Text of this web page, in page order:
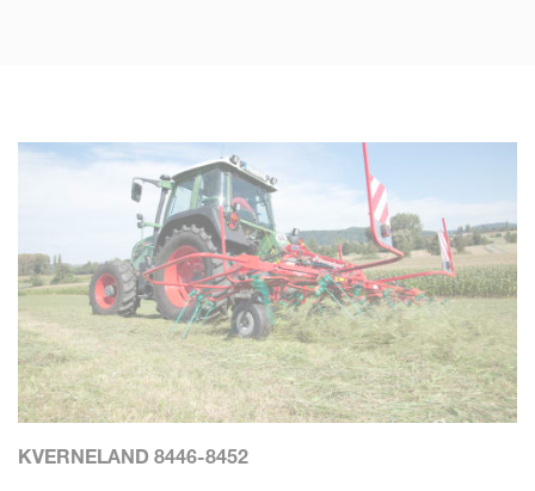
KVERNELAND 8446-8452